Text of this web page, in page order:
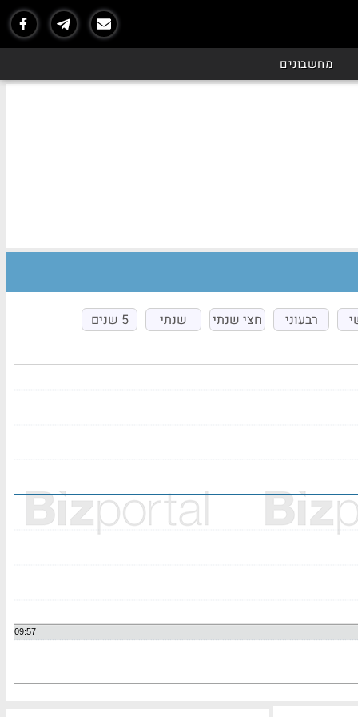
מחשבונים
רבעוני חצי שנתי שנתי 5 שנים